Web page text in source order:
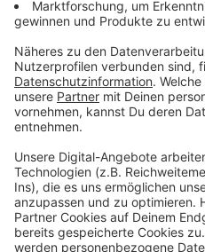
einmal nach wie vor der
noch offene Stellen. Das
vergangenen Herbst
Hinzu kommt das
Problem der gestörten
explodierenden Preisen.
Anzeige